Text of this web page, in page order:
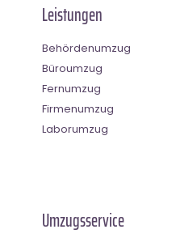
Leistungen
Behördenumzug
Büroumzug
Fernumzug
Firmenumzug
Laborumzug
Umzugsservice